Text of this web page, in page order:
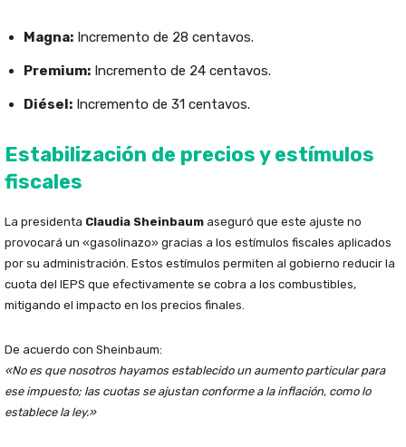
Magna: Incremento de 28 centavos.
Premium: Incremento de 24 centavos.
Diésel: Incremento de 31 centavos.
Estabilización de precios y estímulos
fiscales
La presidenta Claudia Sheinbaum aseguró que este ajuste no
provocará un «gasolinazo» gracias a los estímulos fiscales aplicados
por su administración. Estos estímulos permiten al gobierno reducir la
cuota del IEPS que efectivamente se cobra a los combustibles,
mitigando el impacto en los precios finales.
De acuerdo con Sheinbaum:
«No es que nosotros hayamos establecido un aumento particular para
ese impuesto; las cuotas se ajustan conforme a la inflación, como lo
establece la ley.»